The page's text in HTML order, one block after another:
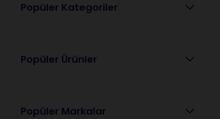
Popüler Kategoriler
Popüler Ürünler
Popüler Markalar